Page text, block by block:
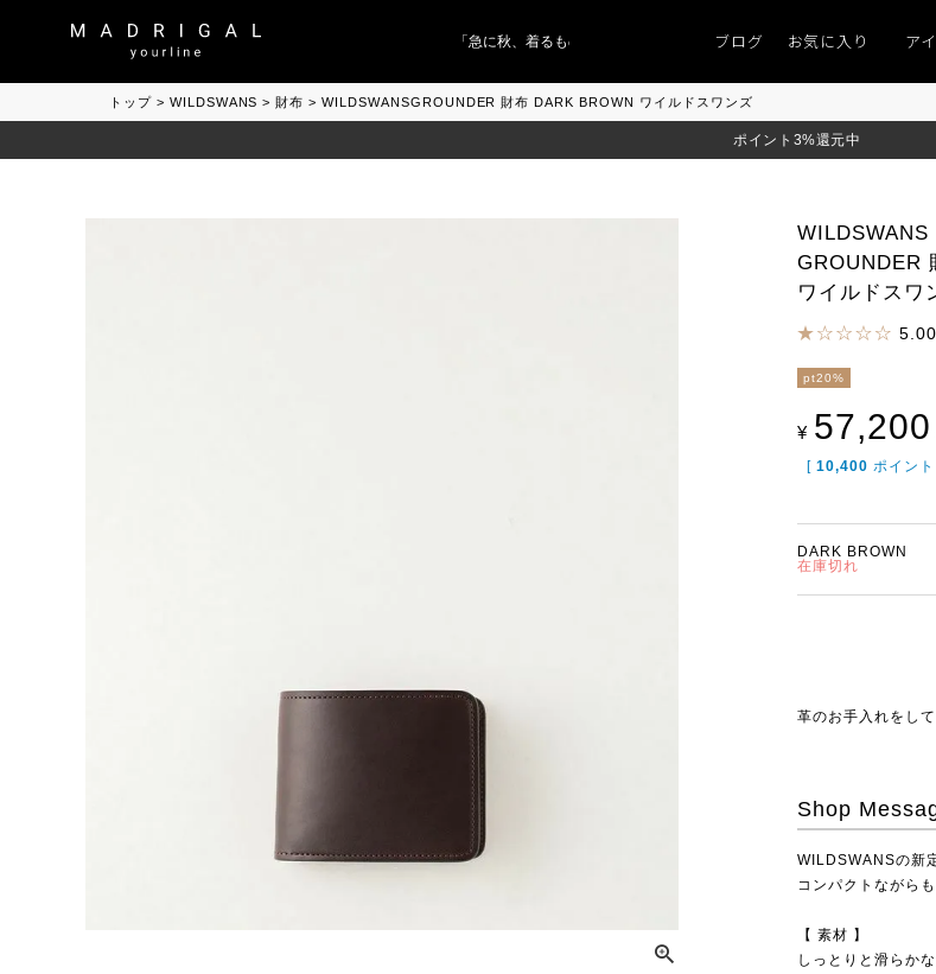
「急に秋、着るものがない」 「キレイなニット」 ポイント9％「マンスリ
ブログ お気に入り ア
トップ WILDSWANS 財布 WILDSWANSGROUNDER 財布 DARK BROWN ワイルドスワンズ
ポイント3%還元中
WILDSWANS
GROUNDER
ワイルドスワ
5.00
pt20%
¥ 57,200
[ 10,400 ポイン
DARK BROWN
在庫切れ
革のお手入れをし
Shop
WILDSWANSの新
コンパクトながら
【 素材 】
しっとりと滑らか